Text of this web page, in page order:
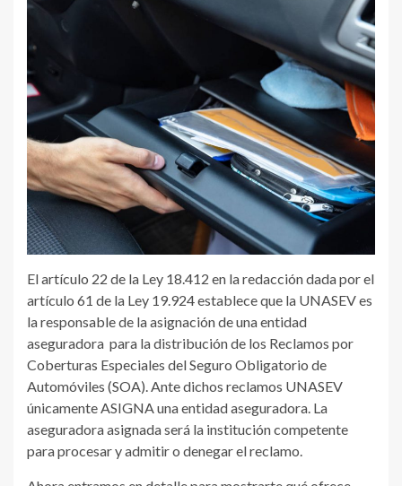
El artículo 22 de la Ley 18.412 en la redacción dada por el
artículo 61 de la Ley 19.924 establece que la UNASEV es
la responsable de la asignación de una entidad
aseguradora para la distribución de los Reclamos por
Coberturas Especiales del Seguro Obligatorio de
Automóviles (SOA). Ante dichos reclamos UNASEV
únicamente ASIGNA una entidad aseguradora. La
aseguradora asignada será la institución competente
para procesar y admitir o denegar el reclamo.